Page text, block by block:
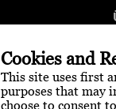
Cookies and
This site uses first
purposes that may
choose to consent